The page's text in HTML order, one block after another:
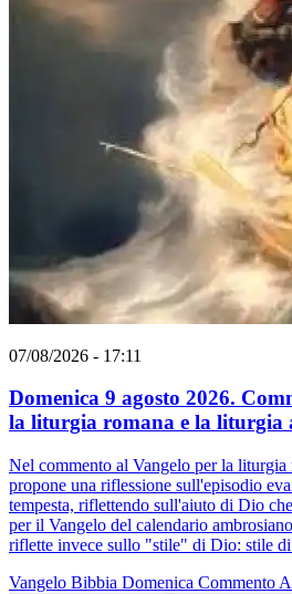
07/08/2026 - 17:11
Domenica 9 agosto 2026.
la liturgia romana e la liturgia
Nel commento al Vangelo per la
propone una riflessione sull'episodio
tempesta, riflettendo sull'aiuto di Dio
per il Vangelo del calendario
riflette invece sullo "stile" di Dio: stile
Vangelo Bibbia Domenica Commento